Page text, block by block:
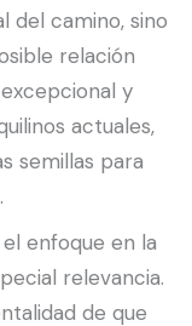
del camino, sino
relación
y
actuales,
semillas para
enfoque en la
relevancia.
de que